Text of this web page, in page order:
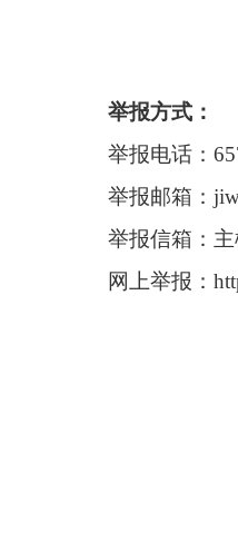
举报方式：
举报电话：
举报邮箱：
举报信箱：主
网上举报：